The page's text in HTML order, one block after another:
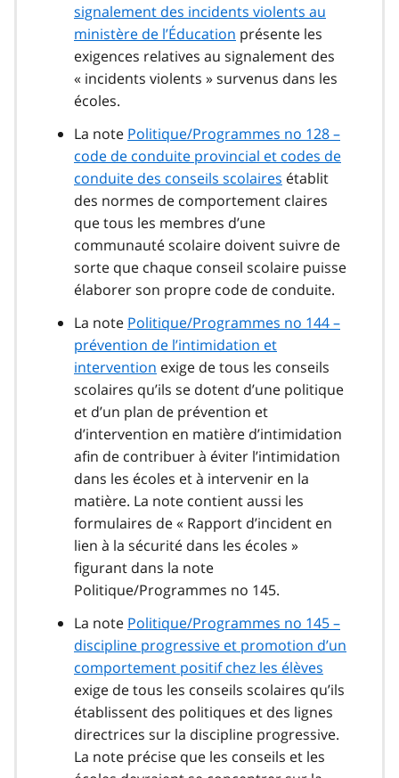
signalement des incidents violents au
ministère de l’Éducation présente les
exigences relatives au signalement des
« incidents violents » survenus dans les
écoles.
La note Politique/Programmes no 128 –
code de conduite provincial et codes de
conduite des conseils scolaires établit
des normes de comportement claires
que tous les membres d’une
communauté scolaire doivent suivre de
sorte que chaque conseil scolaire puisse
élaborer son propre code de conduite.
La note Politique/Programmes no 144 –
prévention de l’intimidation et
intervention exige de tous les conseils
scolaires qu’ils se dotent d’une politique
et d’un plan de prévention et
d’intervention en matière d’intimidation
afin de contribuer à éviter l’intimidation
dans les écoles et à intervenir en la
matière. La note contient aussi les
formulaires de « Rapport d’incident en
lien à la sécurité dans les écoles »
figurant dans la note
Politique/Programmes no 145.
La note Politique/Programmes no 145 –
discipline progressive et promotion d’un
comportement positif chez les élèves
exige de tous les conseils scolaires qu’ils
établissent des politiques et des lignes
directrices sur la discipline progressive.
La note précise que les conseils et les